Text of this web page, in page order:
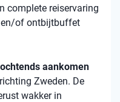
complete reiservaring
en/of ontbijtbuffet
ochtends aankomen
Zweden. De
wakker in